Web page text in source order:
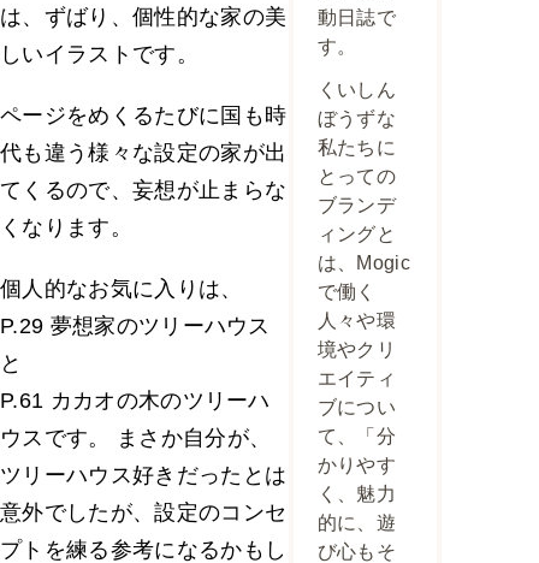
は、ずばり、個性的な家の美
しいイラストです。
ページをめくるたびに国も時
代も違う様々な設定の家が出
てくるので、妄想が止まらな
くなります。
個人的なお気に入りは、
P.29 夢想家のツリーハウス
と
P.61 カカオの木のツリーハ
ウスです。 まさか自分が、
ツリーハウス好きだったとは
意外でしたが、設定のコンセ
プトを練る参考になるかもし
動日誌で
す。
くいしん
ぼうずな
私たちに
とっての
ブランデ
ィングと
は、Mogic
で働く
人々や環
境やクリ
エイティ
ブについ
て、「分
かりやす
く、魅力
的に、遊
び心もそ